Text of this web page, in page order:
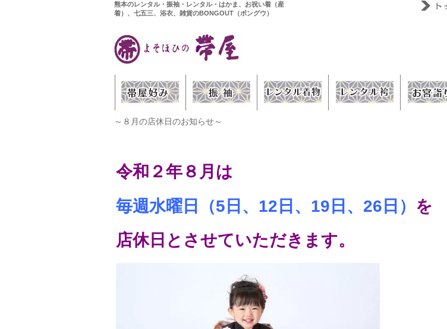
熊本のレンタル・振袖・レンタル・はかま、お祝い着（産
着）、七五三、浴衣、雑貨のBONGOUT（ボングウ）
～８月の店休日のお知らせ～
令和２年８月は
毎週水曜日（5日、12日、19日、26日） を
店休日とさせていただきます。